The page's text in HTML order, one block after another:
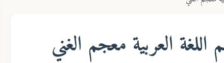
العربية معجم الغني